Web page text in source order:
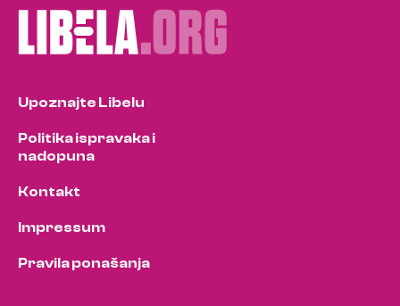
Upoznajte Libelu
Politika ispravaka i
nadopuna
Kontakt
Impressum
Pravila ponašanja